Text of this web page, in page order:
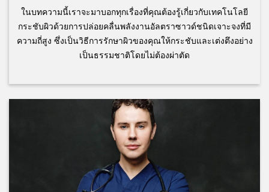
ในบทความนี้เราจะมาบอกทุกเรื่องที่คุณต้องรู้เกี่ยวกับเทคโนโลยี
กระชับผิวด้วยการปล่อยคลื่นพลังงานอัลตราซาวด์ชนิดเจาะจงที่มี
ความถี่สูง ซึ่งเป็นวิธีการรักษาผิวของคุณให้กระชับและเต่งตึงอย่าง
เป็นธรรมชาติโดยไม่ต้องผ่าตัด